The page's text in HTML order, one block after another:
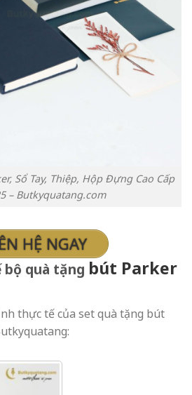
Sổ Tay, Thiệp, Hộp Đựng Cao Cấp
– Butkyquatang.com
HỆ NGAY
quà tặng bút Parker
thực tế của set quà tặng bút